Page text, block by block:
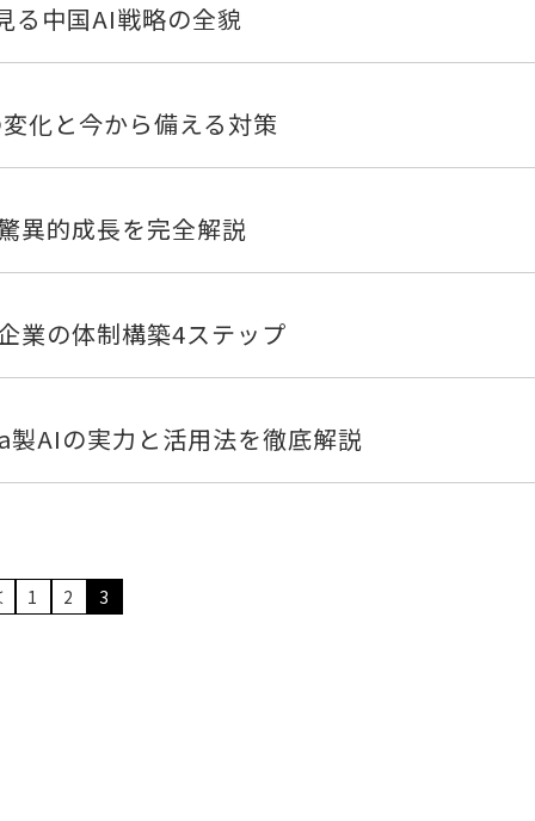
る中国AI戦略の全貌
化と今から備える対策
異的成長を完全解説
業の体制構築4ステップ
AIの実力と活用法を徹底解説
1 2 3